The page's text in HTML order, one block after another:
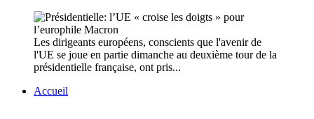
Les dirigeants européens, conscients que l'avenir de
l'UE se joue en partie dimanche au deuxième tour de la
présidentielle française, ont pris...
Accueil